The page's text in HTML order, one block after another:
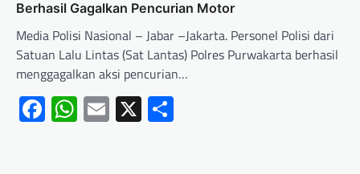
Berhasil Gagalkan Pencurian Motor
Media Polisi Nasional – Jabar –Jakarta. Personel Polisi dari
Satuan Lalu Lintas (Sat Lantas) Polres Purwakarta berhasil
menggagalkan aksi pencurian…
Facebook
WhatsApp
Email
X